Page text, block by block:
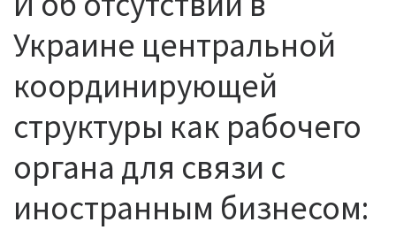
Украине центральной
координирующей
структуры как рабочего
органа для связи с
иностранным бизнесом: